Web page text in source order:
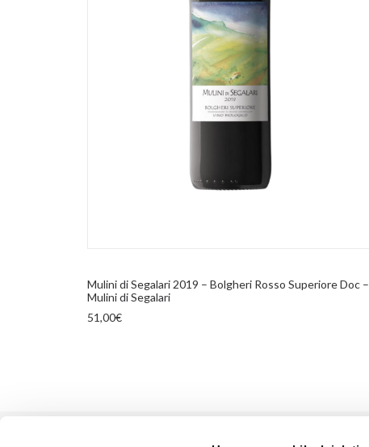
Mulini di Segalari 2019 – Bolgheri Rosso Superiore Doc –
Mulini di Segalari
51,00€